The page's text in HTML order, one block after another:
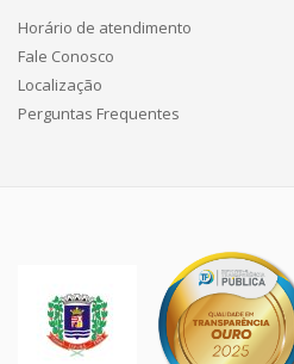
Horário de atendimento
Fale Conosco
Localização
Perguntas Frequentes